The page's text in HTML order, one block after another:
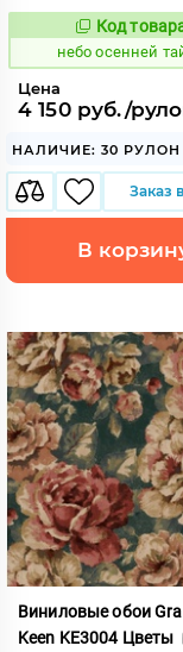
1117851
Код
небо осенней
Цена
4 150 руб./
НАЛИЧИЕ: 30 РУЛОН
Заказ
В
Виниловые обои
Keen KE3004 Цветы